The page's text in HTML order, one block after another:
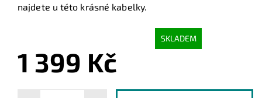
najdete u této krásné kabelky.
SKLADEM
1 399 Kč